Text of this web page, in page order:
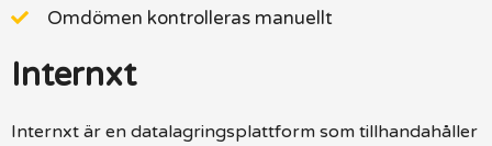
Omdömen kontrolleras manuellt
Internxt
Internxt är en datalagringsplattform som tillhandahåller